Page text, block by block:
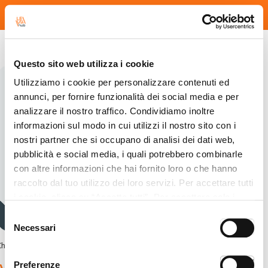
Questo sito web utilizza i cookie
Utilizziamo i cookie per personalizzare contenuti ed
annunci, per fornire funzionalità dei social media e per
analizzare il nostro traffico. Condividiamo inoltre
informazioni sul modo in cui utilizzi il nostro sito con i
nostri partner che si occupano di analisi dei dati web,
pubblicità e social media, i quali potrebbero combinarle
con altre informazioni che hai fornito loro o che hanno
raccolto dal tuo utilizzo dei loro servizi. Per accettare tutti
impostare, in modo granulare, le tue preferenze,
consenso e clicca su “Accetta selezionati”. Cliccando sul
del
consenso
Necessari ON
Preferenze OFF
Chiusura estiva degli uffici Leviahub: dal 5 al 26 agosto